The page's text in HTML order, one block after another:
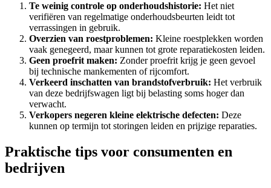
Te weinig controle op onderhoudshistorie: Het niet
verifiëren van regelmatige onderhoudsbeurten leidt tot
verrassingen in gebruik.
Overzien van roestproblemen: Kleine roestplekken worden
vaak genegeerd, maar kunnen tot grote reparatiekosten leiden.
Geen proefrit maken: Zonder proefrit krijg je geen gevoel
bij technische mankementen of rijcomfort.
Verkeerd inschatten van brandstofverbruik: Het verbruik
van deze bedrijfswagen ligt bij belasting soms hoger dan
verwacht.
Verkopers negeren kleine elektrische defecten: Deze
kunnen op termijn tot storingen leiden en prijzige reparaties.
Praktische tips voor consumenten en
bedrijven